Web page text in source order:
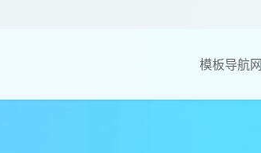
模板导航网